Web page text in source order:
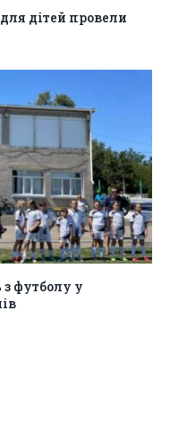
дітей провели
футболу у